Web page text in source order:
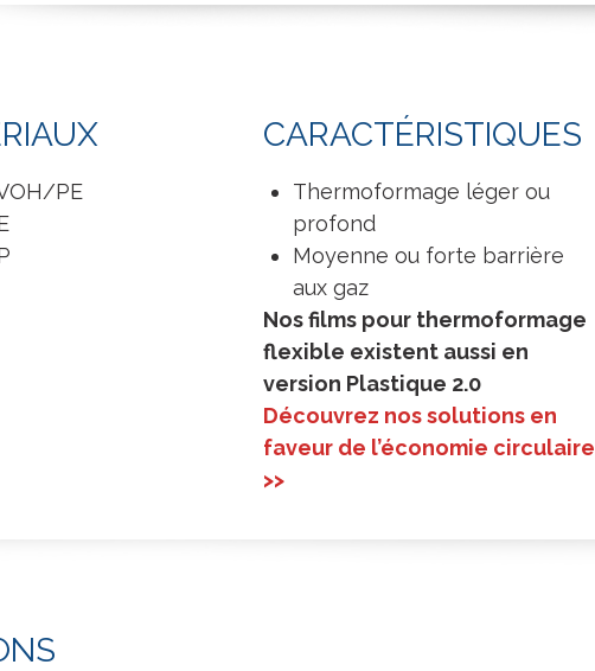
PE
CARACTÉRISTIQUES
Thermoformage léger ou
profond
Moyenne ou forte barrière
aux gaz
Nos films pour thermoformage
flexible existent aussi en
version Plastique 2.0
Découvrez nos solutions en
faveur de l’économie circulaire
>>